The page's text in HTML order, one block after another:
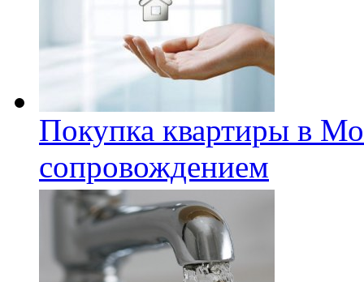
Покупка квартиры в
сопровождением